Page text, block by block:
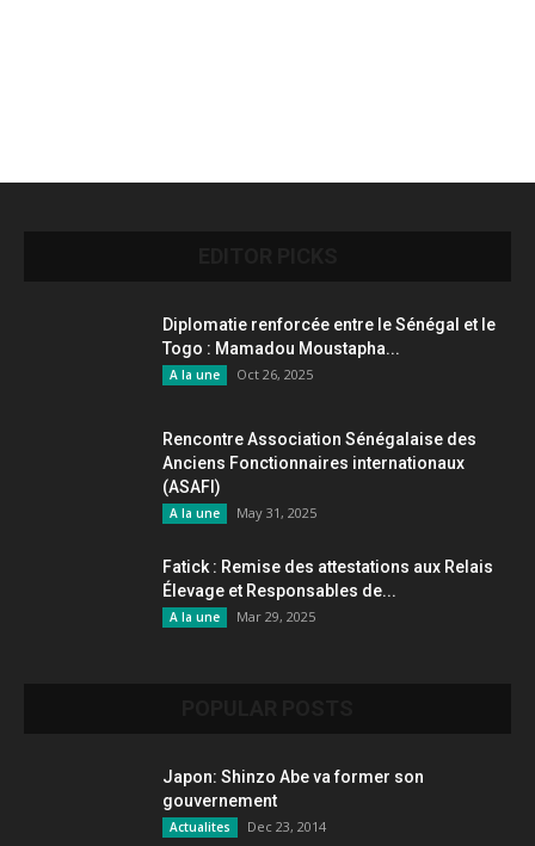
Diplomatie renforcée entre le Sénégal et le
Togo : Mamadou Moustapha...
A la une Oct 26, 2025
Rencontre Association Sénégalaise des
Anciens Fonctionnaires internationaux
(ASAFI)
A la une May 31, 2025
Fatick : Remise des attestations aux Relais
Élevage et Responsables de...
A la une Mar 29, 2025
Japon: Shinzo Abe va former son
gouvernement
Actualites Dec 23, 2014